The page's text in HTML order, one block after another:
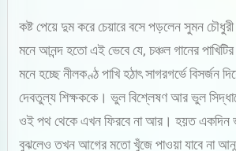
কষ্ট পেয়ে দুম করে চেয়ারে বসে পড়লেন সুমন
মনে আনন্দ হতো এই ভেবে যে, চঞ্চল গানের
মনে হচ্ছে নীলকণ্ঠ পাখি হঠাৎ সাগরগর্ভে বিসর্জন
দেবতুল্য শিক্ষককে। ভুল বিশ্লেষণ আর ভুল
ওই পথ থেকে এখন ফিরবে না আর। হয়ত
বুঝলেও তখন আগের মতো খুঁজে পাওয়া যাবে না